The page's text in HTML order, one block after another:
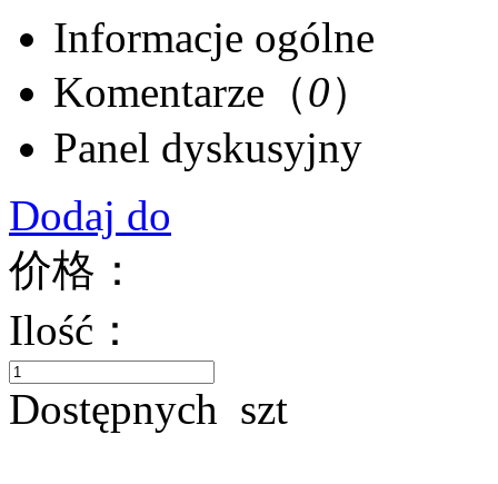
Informacje ogólne
Komentarze（0）
Panel dyskusyjny
Dodaj do
价格：
Ilość：
Dostępnych szt